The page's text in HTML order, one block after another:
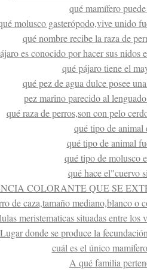
qué mamífero
molusco gasterópodo,vive unido
qué nombre recibe la raza de
es conocido por hacer sus nidos
qué pájaro tiene el
qué pez de agua dulce posee
pez marino parecido al
qué raza de perros,son con pelo
qué tipo de animal
qué tipo de animal
qué tipo de molusco
qué hace el"cuervo
COLORANTE QUE SE
de caza,tamaño mediano,blanco o
meristematicas situadas entre
Lugar donde se produce la
cuál es el único
A qué familia